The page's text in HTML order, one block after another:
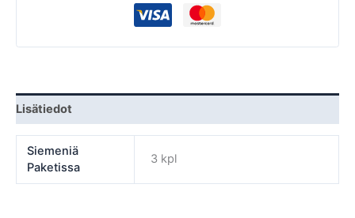
Lisätiedot
Siemeniä
Paketissa
3 kpl